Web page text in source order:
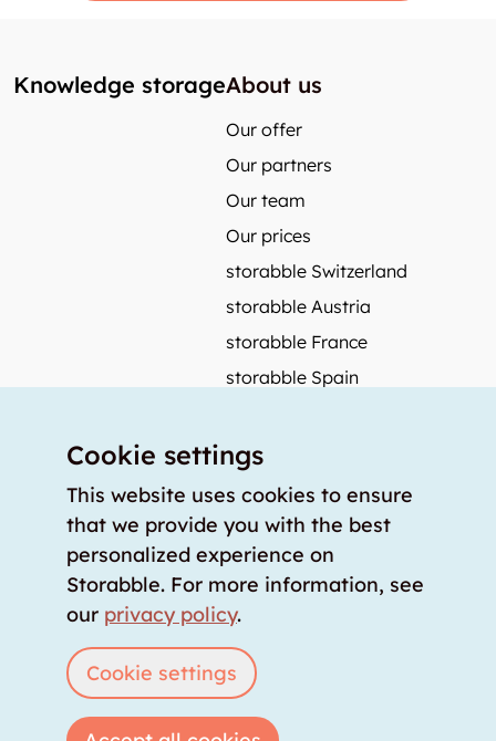
Knowledge storageAbout us
Our offer
Our partners
Our team
Our prices
storabble Switzerland
storabble Austria
storabble France
storabble Spain
Press coverage
How to calculate the size of a storage room?
How much does a storage room cost?
For storage providers
Login List storage room
Cookie settings
This website uses cookies to ensure
that we provide you with the best
personalized experience on
Storabble. For more information, see
our privacy policy.
Cookie settings